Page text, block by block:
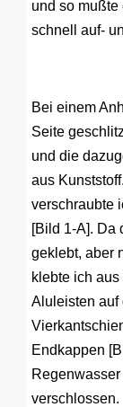
und so mußte
schnell auf-
Bei einem
Seite
und die
aus
verschraubte
[Bild 1-A]. Da
geklebt, aber
klebte ich
Aluleisten auf
Endkappen
verschlossen.